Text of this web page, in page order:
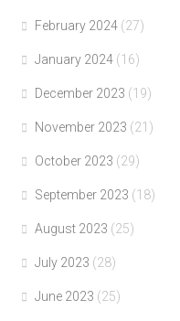
February 2024 (27)
January 2024 (16)
December 2023 (19)
November 2023 (21)
October 2023 (29)
September 2023 (18)
August 2023 (25)
July 2023 (28)
June 2023 (25)